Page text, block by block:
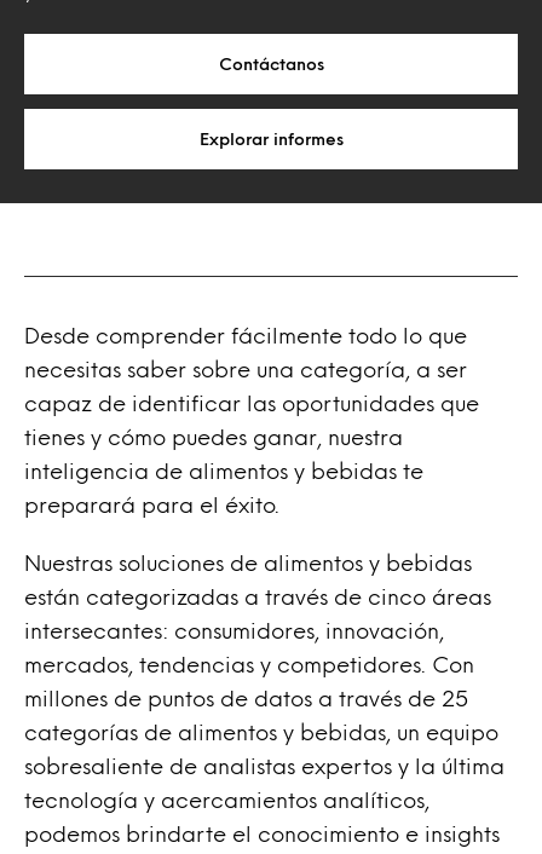
Contáctanos
Explorar informes
Desde comprender fácilmente todo lo que
necesitas saber sobre una categoría, a ser
capaz de identificar las oportunidades que
tienes y cómo puedes ganar, nuestra
inteligencia de alimentos y bebidas te
preparará para el éxito.
Nuestras soluciones de alimentos y bebidas
están categorizadas a través de cinco áreas
intersecantes: consumidores, innovación,
mercados, tendencias y competidores. Con
millones de puntos de datos a través de 25
categorías de alimentos y bebidas, un equipo
sobresaliente de analistas expertos y la última
tecnología y acercamientos analíticos,
podemos brindarte el conocimiento e insights